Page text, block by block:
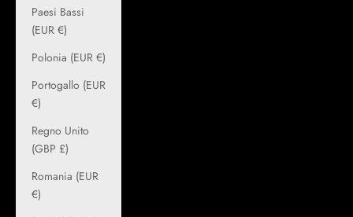
Paesi Bassi
(EUR €)
Polonia (EUR €)
Portogallo (EUR
€)
Regno Unito
(GBP £)
Romania (EUR
€)